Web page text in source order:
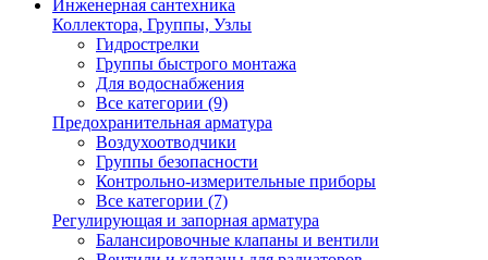
Инженерная сантехника
Коллектора, Группы, Узлы
Гидрострелки
Группы быстрого монтажа
Для водоснабжения
Все категории (9)
Предохранительная арматура
Воздухоотводчики
Группы безопасности
Контрольно-измерительные приборы
Все категории (7)
Регулирующая и запорная арматура
Балансировочные клапаны и вентили